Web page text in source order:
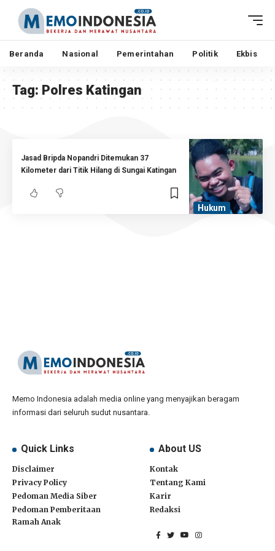
Beranda Nasional Pemerintahan Politik Ekbis
Tag:Polres Katingan
Hukum
Jasad Bripda Nopandri Ditemukan 37
Kilometer dari Titik Hilang di Sungai Katingan
Memo Indonesia adalah media online yang menyajikan beragam
informasi dari seluruh sudut nusantara.
Quick Links
Disclaimer
Privacy Policy
Pedoman Media Siber
Pedoman Pemberitaan
Ramah Anak
About US
Kontak
Tentang Kami
Karir
Redaksi